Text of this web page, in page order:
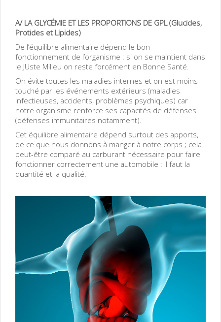
A/ LA GLYCÉMIE ET LES PROPORTIONS DE GPL (Glucides,
Protides et Lipides)
De l’équilibre alimentaire dépend le bon
fonctionnement de l’organisme : si on se maintient dans
le JUste Milieu on reste forcément en Bonne Santé.
On évite toutes les maladies internes et on est moins
touché par les événements extérieurs (maladies
infectieuses, accidents, problèmes psychiques) car
notre organisme renforce ses capacités de défenses
(défenses immunitaires notamment).
Cet équilibre alimentaire dépend surtout des apports,
de ce que nous donnons à manger à notre corps ; cela
peut-être comparé au carburant nécessaire pour faire
fonctionner correctement une automobile : il faut la
quantité et la qualité.